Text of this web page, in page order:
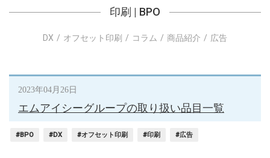
印刷 | BPO
DX オフセット印刷 コラム 商品紹介 広告
2023年04月26日
エムアイシーグループの取り扱い品目一覧
#BPO #DX #オフセット印刷 #印刷 #広告